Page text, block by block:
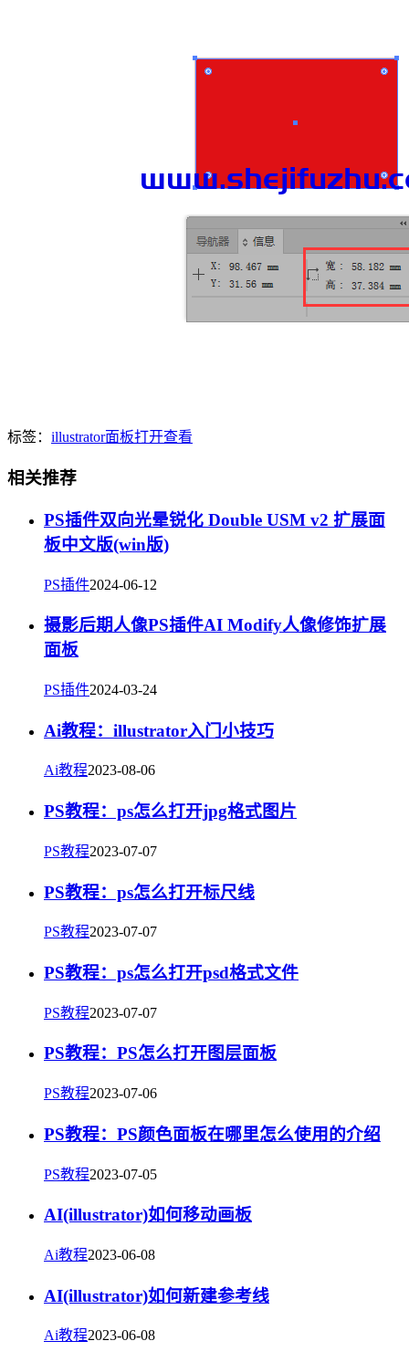
标签： illustrator面板打开查看
相关推荐
PS插件双向光晕锐化 Double USM v2 扩展面
板中文版(win版)
PS插件2024-06-12
摄影后期人像PS插件AI Modify人像修饰扩展
面板
PS插件2024-03-24
Ai教程：illustrator入门小技巧
Ai教程2023-08-06
PS教程：ps怎么打开jpg格式图片
PS教程2023-07-07
PS教程：ps怎么打开标尺线
PS教程2023-07-07
PS教程：ps怎么打开psd格式文件
PS教程2023-07-07
PS教程：PS怎么打开图层面板
PS教程2023-07-06
PS教程：PS颜色面板在哪里怎么使用的介绍
PS教程2023-07-05
AI(illustrator)如何移动画板
Ai教程2023-06-08
AI(illustrator)如何新建参考线
Ai教程2023-06-08